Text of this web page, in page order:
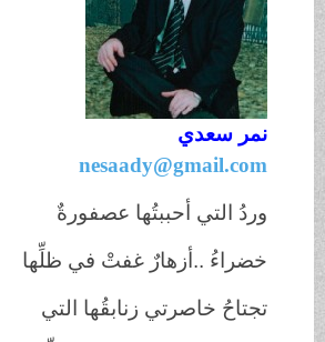
نمر سعدي
nesaady@gmail.com
وردُ التي أحببتُها عصفورةٌ
خضراءُ ..أزهارٌ غفتْ في ظلِّها
تجتاحُ خاصرتي زنابقُها التي